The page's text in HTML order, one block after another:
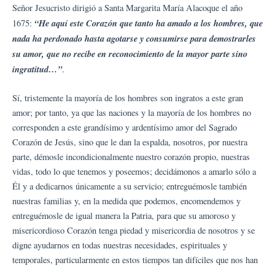
Señor Jesucristo dirigió a Santa Margarita María Alacoque el año
1675: “He aquí este Corazón que tanto ha amado a los hombres, que
nada ha perdonado hasta agotarse y consumirse para demostrarles
su amor, que no recibe en reconocimiento de la mayor parte sino
ingratitud…”.
Sí, tristemente la mayoría de los hombres son ingratos a este gran
amor; por tanto, ya que las naciones y la mayoría de los hombres no
corresponden a este grandísimo y ardentísimo amor del Sagrado
Corazón de Jesús, sino que le dan la espalda, nosotros, por nuestra
parte, démosle incondicionalmente nuestro corazón propio, nuestras
vidas, todo lo que tenemos y poseemos; decidámonos a amarlo sólo a
Él y a dedicarnos únicamente a su servicio; entreguémosle también
nuestras familias y, en la medida que podemos, encomendemos y
entreguémosle de igual manera la Patria, para que su amoroso y
misericordioso Corazón tenga piedad y misericordia de nosotros y se
digne ayudarnos en todas nuestras necesidades, espirituales y
temporales, particularmente en estos tiempos tan difíciles que nos han